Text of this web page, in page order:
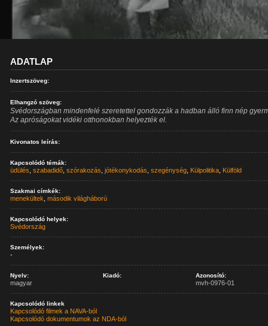
ADATLAP
Inzertszöveg:
Elhangzó szöveg:
Svédországban mindenfelé szeretettel gondozzák a hadban álló finn nép
Az apróságokat vidéki otthonokban helyezték el.
Kivonatos leírás:
Kapcsolódó témák:
üdülés ,szabadidő ,szórakozás ,jótékonykodás ,szegénység Külpolitika Külföld
Szakmai címkék:
menekültek ,második világháború
Kapcsolódó helyek:
Svédország
Személyek:
-
Nyelv:
magyar
Kiadó: Azonosító:
mvh-0976-01
Kapcsolódó linkek
Kapcsolódó filmek a NAVA-ból
Kapcsolódó dokumentumok az NDA-ból